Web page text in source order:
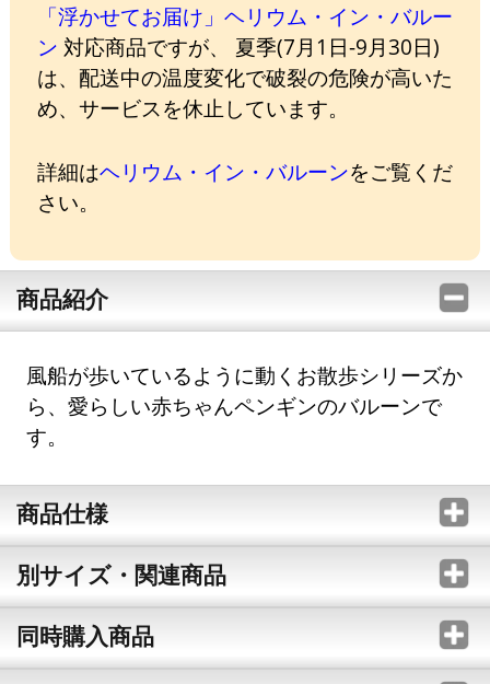
「浮かせてお届け」ヘリウム・イン・バルー
ン 対応商品ですが、 夏季(7月1日-9月30日)
は、配送中の温度変化で破裂の危険が高いた
め、サービスを休止しています。
詳細はヘリウム・イン・バルーンをご覧くだ
さい。
商品紹介
風船が歩いているように動くお散歩シリーズか
ら、愛らしい赤ちゃんペンギンのバルーンで
す。
商品仕様
別サイズ・関連商品
同時購入商品